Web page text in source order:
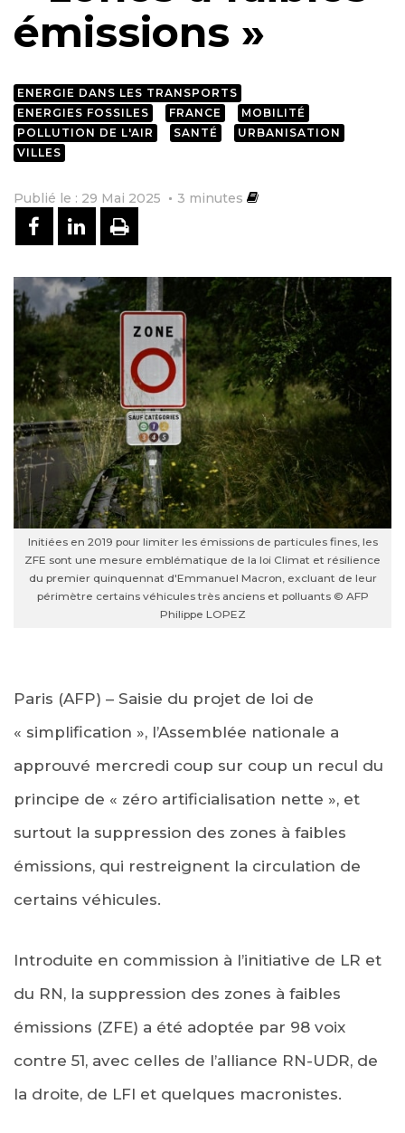
émissions »
ENERGIE DANS LES TRANSPORTS
ENERGIES FOSSILES
FRANCE
MOBILITÉ
POLLUTION DE L'AIR
SANTÉ
URBANISATION
VILLES
Publié le : 29 Mai 2025 3 minutes
PARTAGER SUR FACEBOOK
PARTAGER SUR LINKEDIN
IMPRIMER
Initiées en 2019 pour limiter les émissions de particules fines, les
ZFE sont une mesure emblématique de la loi Climat et résilience
du premier quinquennat d'Emmanuel Macron, excluant de leur
périmètre certains véhicules très anciens et polluants © AFP
Philippe LOPEZ
Paris (AFP) – Saisie du projet de loi de
« simplification », l’Assemblée nationale a
approuvé mercredi coup sur coup un recul du
principe de « zéro artificialisation nette », et
surtout la suppression des zones à faibles
émissions, qui restreignent la circulation de
certains véhicules.
Introduite en commission à l’initiative de LR et
du RN, la suppression des zones à faibles
émissions (ZFE) a été adoptée par 98 voix
contre 51, avec celles de l’alliance RN-UDR, de
la droite, de LFI et quelques macronistes.